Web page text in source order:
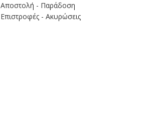
Αποστολή - Παράδοση
Επιστροφές - Ακυρώσεις